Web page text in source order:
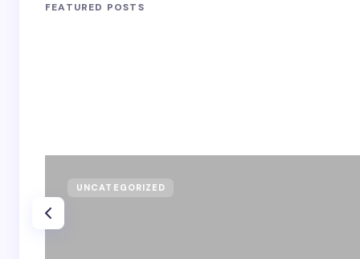
FEATURED POSTS
UNCATEGORIZED